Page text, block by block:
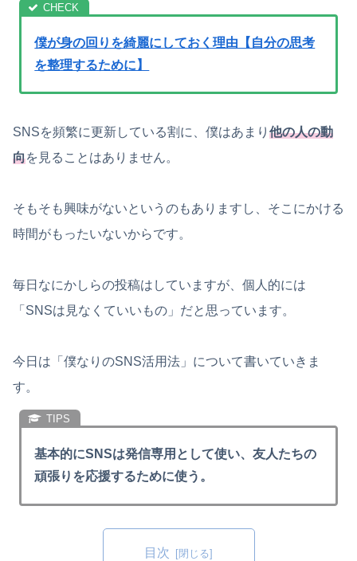
僕が身の回りを綺麗にしておく理由【自分の思考
を整理するために】
SNSを頻繁に更新している割に、僕はあまり 他の人の動
向を見ることはありません。
そもそも興味がないというのもありますし、そこにかける
時間がもったいないからです。
毎日なにかしらの投稿はしていますが、個人的には
「SNSは見なくていいもの」だと思っています。
今日は「僕なりのSNS活用法」について書いていきま
す。
基本的にSNSは発信専用として使い、友人たちの
頑張りを応援するために使う。
目次